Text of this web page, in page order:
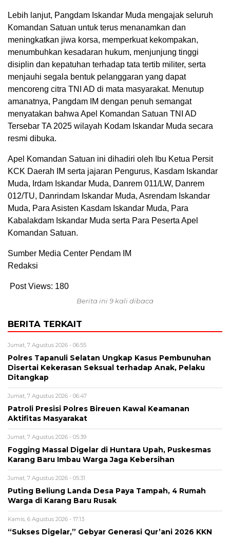
Lebih lanjut, Pangdam Iskandar Muda mengajak seluruh
Komandan Satuan untuk terus menanamkan dan
meningkatkan jiwa korsa, memperkuat kekompakan,
menumbuhkan kesadaran hukum, menjunjung tinggi
disiplin dan kepatuhan terhadap tata tertib militer, serta
menjauhi segala bentuk pelanggaran yang dapat
mencoreng citra TNI AD di mata masyarakat. Menutup
amanatnya, Pangdam IM dengan penuh semangat
menyatakan bahwa Apel Komandan Satuan TNI AD
Tersebar TA 2025 wilayah Kodam Iskandar Muda secara
resmi dibuka.
Apel Komandan Satuan ini dihadiri oleh Ibu Ketua Persit
KCK Daerah IM serta jajaran Pengurus, Kasdam Iskandar
Muda, Irdam Iskandar Muda, Danrem 011/LW, Danrem
012/TU, Danrindam Iskandar Muda, Asrendam Iskandar
Muda, Para Asisten Kasdam Iskandar Muda, Para
Kabalakdam Iskandar Muda serta Para Peserta Apel
Komandan Satuan.
Sumber Media Center Pendam IM
Redaksi
Post Views: 180
Berita ini 9 kali dibaca
BERITA TERKAIT
Jumat, 7 Agustus 2026 - 06:55
Polres Tapanuli Selatan Ungkap Kasus Pembunuhan
Disertai Kekerasan Seksual terhadap Anak, Pelaku
Ditangkap
Jumat, 7 Agustus 2026 - 06:47
Patroli Presisi Polres Bireuen Kawal Keamanan
Aktifitas Masyarakat
Jumat, 7 Agustus 2026 - 05:39
Fogging Massal Digelar di Huntara Upah, Puskesmas
Karang Baru Imbau Warga Jaga Kebersihan
Jumat, 7 Agustus 2026 - 05:31
Puting Beliung Landa Desa Paya Tampah, 4 Rumah
Warga di Karang Baru Rusak
Kamis, 6 Agustus 2026 - 17:13
“Sukses Digelar,” Gebyar Generasi Qur’ani 2026 KKN